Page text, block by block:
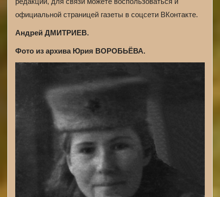
официальной страницей газеты в соцсети ВКонтакте.
Андрей ДМИТРИЕВ.
Фото из архива Юрия ВОРОБЬЁВА.